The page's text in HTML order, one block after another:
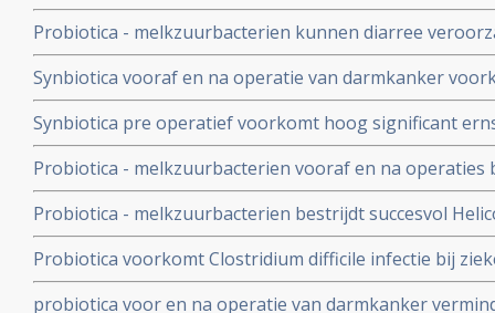
Probiotica - melkzuurbacterien kunnen diarree
radiotherapie bij kanker in de buik of bekken
Synbiotica vooraf en na operatie van darmkanker
operatieve infecties in vergelijking met placebo. 1 vs 9
Synbiotica pre operatief voorkomt hoog significant
in gebied van alvleesklier. 6 versus geen sterfgevallen
Probiotica - melkzuurbacterien vooraf en na
ernstige infecties, bevorderen sneller herstel en
ziekenhuisopname
Probiotica - melkzuurbacterien bestrijdt succesvol
veel minder bijwerkingen van anti-biotica bij
Probiotica voorkomt Clostridium difficile infectie bij
biotica krijgen met meer dan 50 procent
probiotica voor en na operatie van darmkanker